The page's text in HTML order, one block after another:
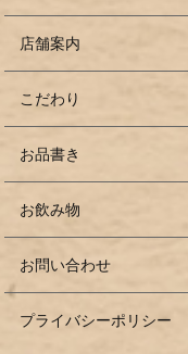
店舗案内
こだわり
お品書き
お飲み物
お問い合わせ
プライバシーポリシー